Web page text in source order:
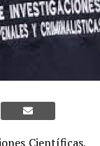
Científicas,